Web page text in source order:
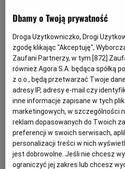
hipoteka lub zastaw, które
zabezpieczeń rzeczowych.
Konsekwencją ustanowienia
jest możliwość dochodzenia
głównego dłużnika, ale
podmiotów, które przyjęły
odpowiedzialność. Zakres
jest jednak zasadniczo
poręczyciela i dłużnika
Dbamy o Twoją prywatność
Droga Użytkowniczko, Drogi
zgodę klikając "Akceptuję",
Zaufani Partnerzy, w tym [872]
również Agora S.A. będąca spółką
z o.o., będą przetwarzać Twoje
adresy IP, adresy e-mail czy
inne informacje zapisane w tych
marketingowych, w szczególności
reklam dopasowanych do Twoich
preferencji w swoich serwisach,
personalizacji treści w nich
jest dobrowolne. Jeśli nie chcesz
ograniczyć jej zakres lub chcesz